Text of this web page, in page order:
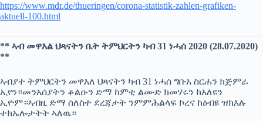
https://www.mdr.de/thueringen/corona-statistik-zahlen-grafiken-
aktuell-100.html
** ኣብ መዋእል ህጻናትን ቤት ትምህርትን ካብ 31 ነሓሰ 2020 (28.07.2020)
**
ኣብያተ ትምህርትን መዋእለ ህጻናትን ካብ 31 ነሓሰ ግቡአ ስርሐን ክጅምራ
ኢየን።መንአሰያትን ቆልዑን ድማ ከምቲ ልሙድ ክመሃሩን ክእለዩን
ኢዮም።ኣብዚ ድማ ሰለስተ ደረጃታት ንምምሕልላፍ ኮረና ከዕብዩ ዝክእሉ
ተክኡሎታትት ኣለዉ።